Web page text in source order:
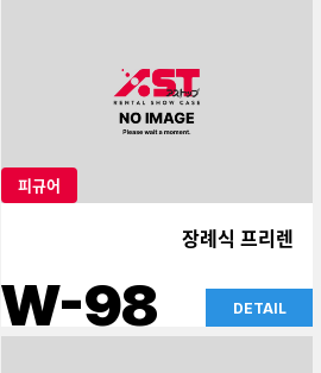
피규어
장례식 프리렌
W-98 DETAIL